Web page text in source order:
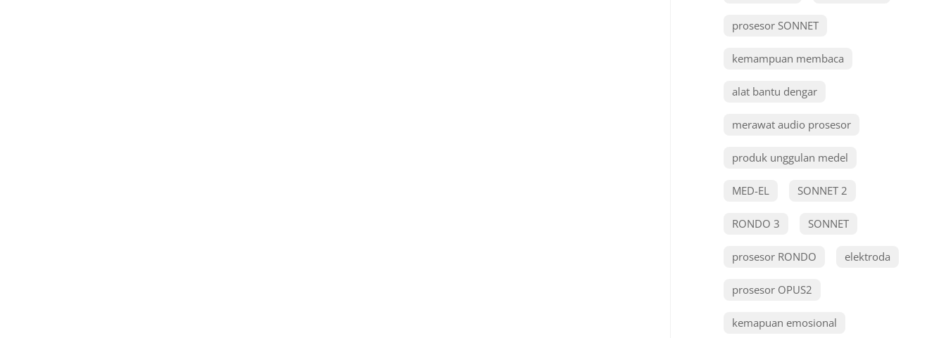
prosesor SONNET
kemampuan membaca
alat bantu dengar
merawat audio prosesor
produk unggulan medel
MED-EL SONNET 2
RONDO 3 SONNET
prosesor RONDO elektroda
prosesor OPUS2
kemapuan emosional